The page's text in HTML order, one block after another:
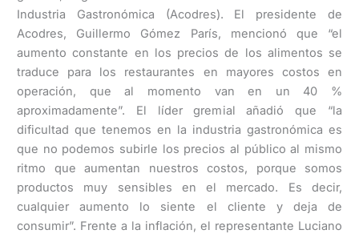
Industria Gastronómica (Acodres). El presidente de
Acodres, Guillermo Gómez París, mencionó que “el
aumento constante en los precios de los alimentos se
traduce para los restaurantes en mayores costos en
operación, que al momento van en un 40 %
aproximadamente”. El líder gremial añadió que “la
dificultad que tenemos en la industria gastronómica es
que no podemos subirle los precios al público al mismo
ritmo que aumentan nuestros costos, porque somos
productos muy sensibles en el mercado. Es decir,
cualquier aumento lo siente el cliente y deja de
consumir”. Frente a la inflación, el representante Luciano